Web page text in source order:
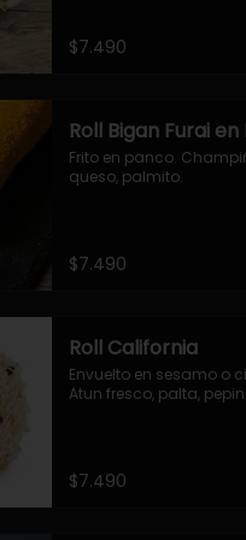
$7.490
Roll Bigan Furai
Frito en panco.
queso, palmito.
$7.490
Roll California
Envuelto en sesamo o
Atun fresco, palta,
$7.490